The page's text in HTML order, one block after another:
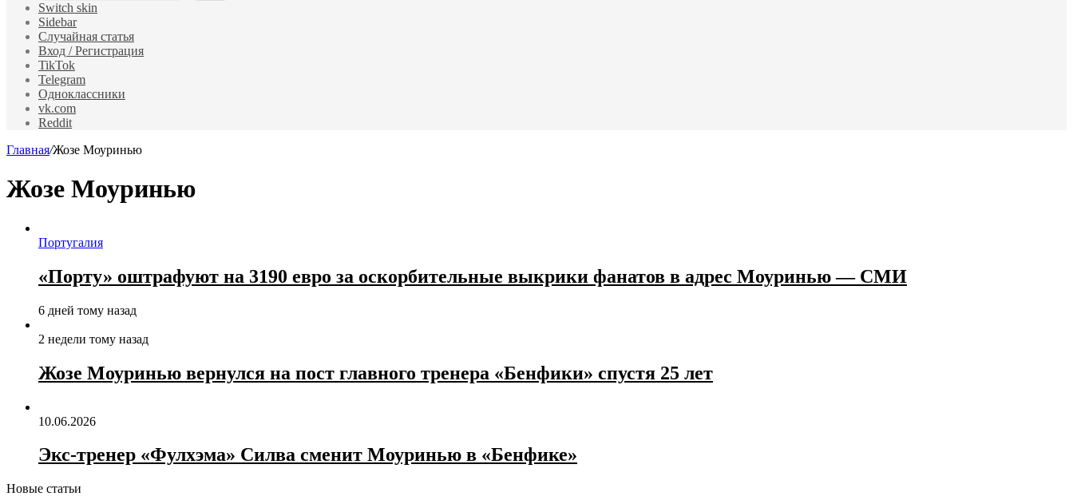
Switch skin
Sidebar
Случайная статья
Вход / Регистрация
TikTok
Telegram
Одноклассники
vk.com
Reddit
Главная/Жозе Моуринью
Жозе Моуринью
Португалия
«Порту» оштрафуют на 3190 евро за оскорбительные выкрики фанатов в адрес Моуринью — СМИ
6 дней тому назад
2 недели тому назад
Жозе Моуринью вернулся на пост главного тренера «Бенфики» спустя 25 лет
10.06.2026
Экс‑тренер «Фулхэма» Силва сменит Моуринью в «Бенфике»
Новые статьи